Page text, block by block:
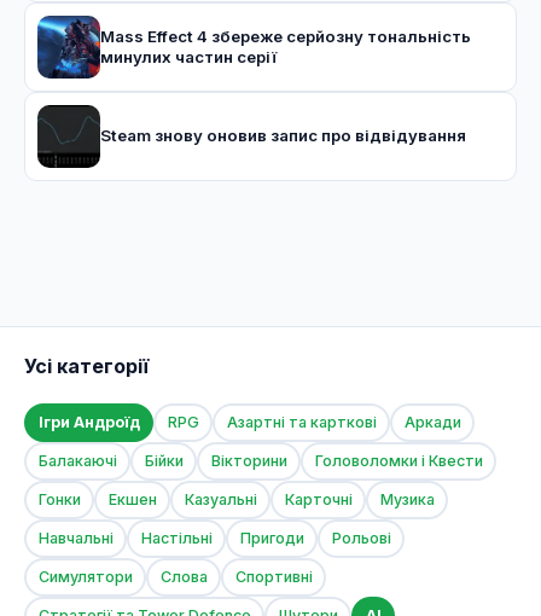
Mass Effect 4 збереже серйозну тональність
минулих частин серії
Steam знову оновив запис про відвідування
Усі категорії
Ігри Андроїд RPG Азартні та карткові Аркади
Балакаючі Бійки Вікторини Головоломки і Квести
Гонки Екшен Казуальні Карточні Музика
Навчальні Настільні Пригоди Рольові
Симулятори Слова Спортивні